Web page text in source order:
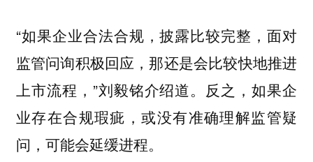
“如果企业合法合规，披露比较完整，面对
监管问询积极回应，那还是会比较快地推进
上市流程，”刘毅铭介绍道。反之，如果企
业存在合规瑕疵，或没有准确理解监管疑
问，可能会延缓进程。